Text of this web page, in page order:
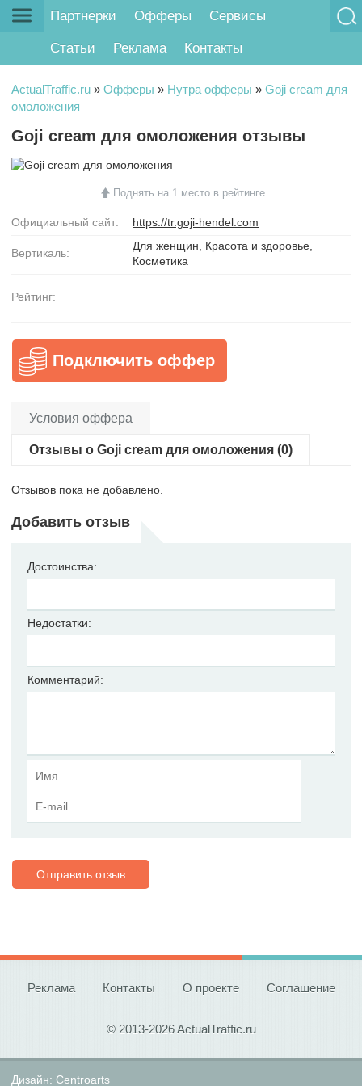
Партнерки Офферы Сервисы
Статьи Реклама Контакты
ActualTraffic.ru » Офферы » Нутра офферы » Goji cream для
омоложения
Goji cream для омоложения отзывы
Поднять на 1 место в рейтинге
Официальный сайт: https://tr.goji-hendel.com
Вертикаль:
Для женщин, Красота и здоровье,
Косметика
Рейтинг:
Подключить оффер
Условия оффера
Отзывы о Goji cream для омоложения (0)
Отзывов пока не добавлено.
Добавить отзыв
Достоинства:
Недостатки:
Комментарий:
Отправить отзыв
Реклама Контакты О проекте Соглашение
© 2013-2026 ActualTraffic.ru
Дизайн: Centroarts